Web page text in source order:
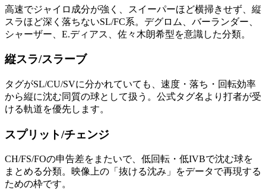
高速でジャイロ成分が強く、スイーパーほど横掃きせず、縦
スラほど深く落ちないSL/FC系。デグロム、バーランダー、
シャーザー、E.ディアス、佐々木朗希型を意識した分類。
縦スラ/スラーブ
タグがSL/CU/SVに分かれていても、速度・落ち・回転効率
から縦に沈む同質の球として扱う。公式タグ名より打者が受
ける軌道を優先します。
スプリット/チェンジ
CH/FS/FOの申告差をまたいで、低回転・低IVBで沈む球を
まとめる分類。映像上の「抜ける沈み」をデータで再現する
ための枠です。